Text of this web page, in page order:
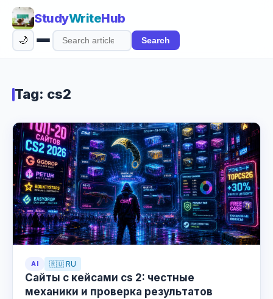
StudyWriteHub
Search
articles
Search
🌙
Tag: cs2
AI 🇷🇺 RU
Сайты с кейсами cs 2: честные
механики и проверка результатов